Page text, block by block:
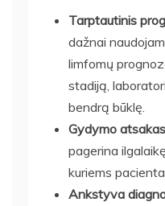
Tarptautinis
dažnai
limfomų
stadiją,
bendrą būklę.
Gydymo
pagerina
kuriems
Ankstyva